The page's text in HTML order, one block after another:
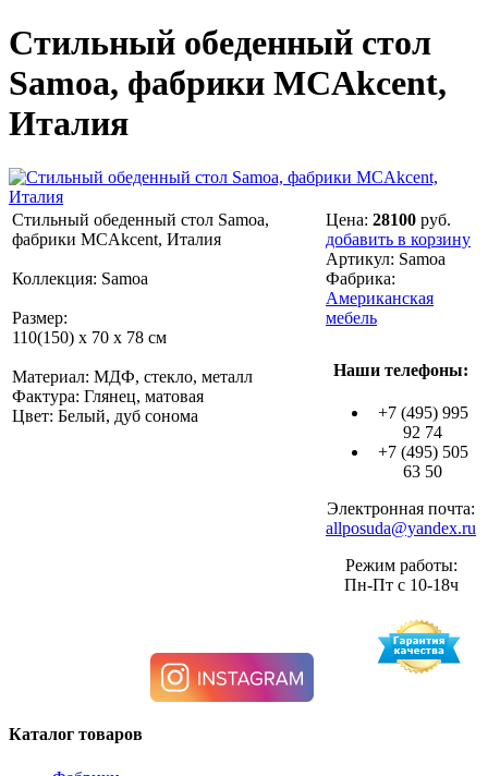
Стильный обеденный стол
Samoa, фабрики MCAkcent,
Италия
Стильный обеденный стол Samoa,
фабрики MCAkcent, Италия
Коллекция: Samoa
Размер:
110(150) х 70 х 78 см
Материал: МДФ, стекло, металл
Фактура: Глянец, матовая
Цвет: Белый, дуб сонома
Цена: 28100 руб.
добавить в корзину
Артикул: Samoa
Фабрика:
Американская
мебель
Наши телефоны:
+7 (495) 995
92 74
+7 (495) 505
63 50
Электронная почта:
allposuda@yandex.ru
Режим работы:
Пн-Пт с 10-18ч
Каталог товаров